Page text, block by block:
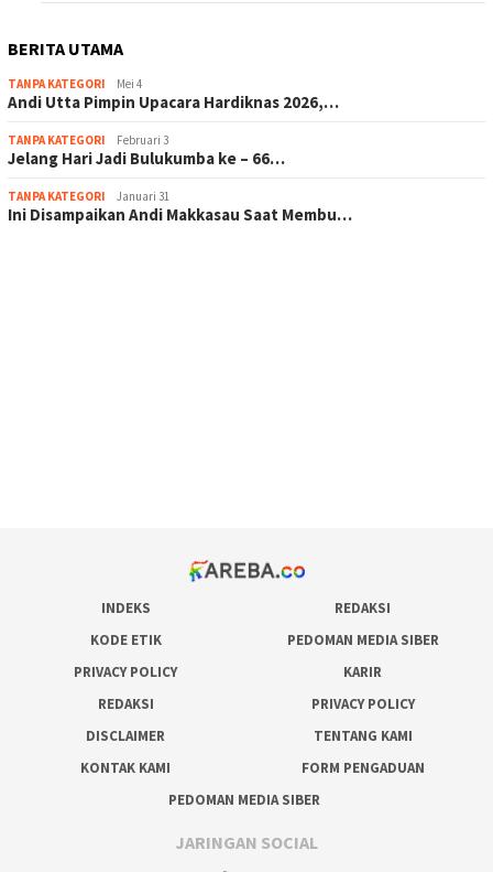
BERITA UTAMA
TANPA KATEGORI Mei 4
Andi Utta Pimpin Upacara Hardiknas 2026,…
TANPA KATEGORI Februari 3
Jelang Hari Jadi Bulukumba ke – 66…
TANPA KATEGORI Januari 31
Ini Disampaikan Andi Makkasau Saat Membu…
INDEKS
REDAKSI
KODE ETIK
PEDOMAN MEDIA SIBER
PRIVACY POLICY
KARIR
REDAKSI
PRIVACY POLICY
DISCLAIMER
TENTANG KAMI
KONTAK KAMI
FORM PENGADUAN
PEDOMAN MEDIA SIBER
JARINGAN SOCIAL